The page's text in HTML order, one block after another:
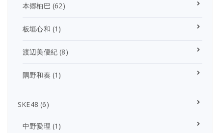
本郷柚巴 (62)
板垣心和 (1)
渡辺美優紀 (8)
隅野和奏 (1)
SKE48 (6)
中野愛理 (1)